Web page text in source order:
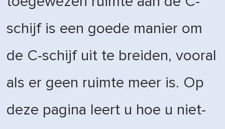
schijf is een goede manier om
de C-schijf uit te breiden, vooral
als er geen ruimte meer is. Op
deze pagina leert u hoe u niet-